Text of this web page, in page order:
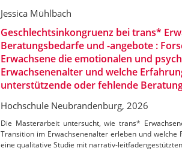
Jessica Mühlbach
Geschlechtsinkongruenz bei trans*
Beratungsbedarfe und -angebote :
Erwachsene die emotionalen und
Erwachsenenalter und welche
unterstützende oder fehlende
Hochschule Neubrandenburg, 2026
Die Masterarbeit untersucht, wie trans*
Transition im Erwachsenenalter erleben und
eine qualitative Studie mit narrativ-